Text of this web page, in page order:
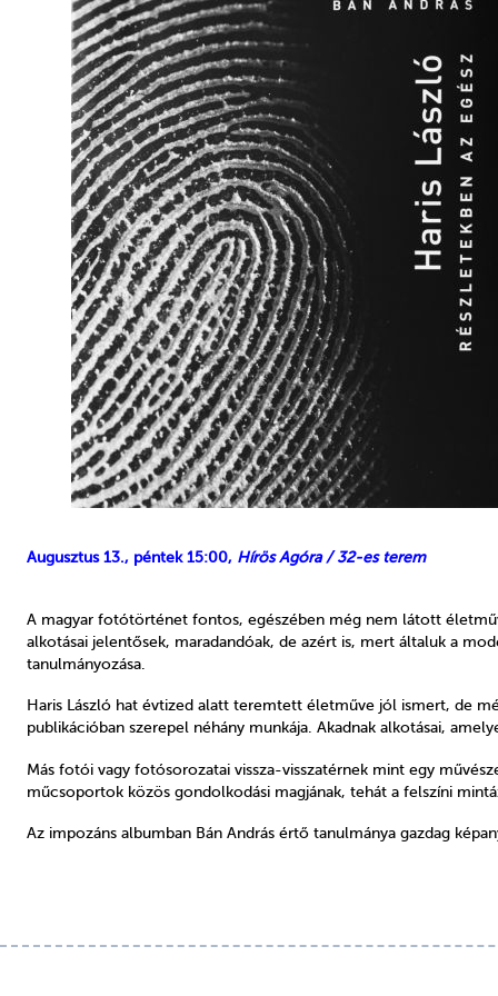
Augusztus 13., péntek 15:00, Hírös Agóra / 32-es terem
A magyar fotótörténet fontos, egészében még nem látott
alkotásai jelentősek, maradandóak, de azért is, mert általuk a
tanulmányozása.
Haris László hat évtized alatt teremtett életműve jól ismert, de
publikációban szerepel néhány munkája. Akadnak alkotásai,
Más fotói vagy fotósorozatai vissza-visszatérnek mint egy
műcsoportok közös gondolkodási magjának, tehát a felszíni
Az impozáns albumban Bán András értő tanulmánya gazdag